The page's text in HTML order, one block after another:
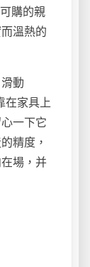
購的親
溫熱的
動
在家具上
一下它
精度，
場，并